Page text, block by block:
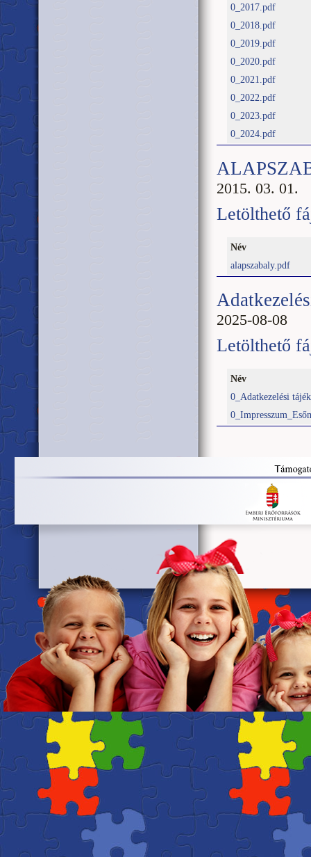
0_2017.pdf
0_2018.pdf
0_2019.pdf
0_2020.pdf
0_2021.pdf
0_2022.pdf
0_2023.pdf
0_2024.pdf
2015. 03. 01.
Letölthető
Név
alapszabaly.pdf
2025-08-08
Letölthető
Név
0_Adatkezelési